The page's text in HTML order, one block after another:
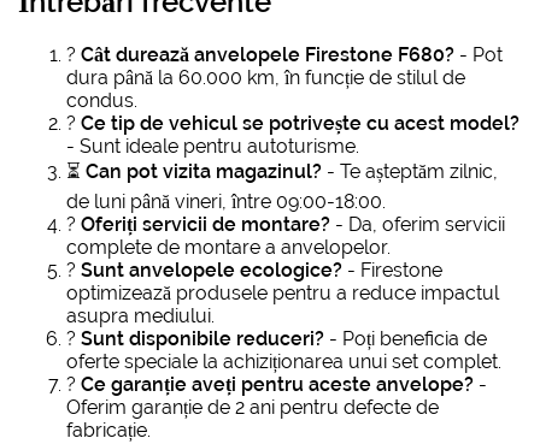
? Cât durează anvelopele Firestone F680? - Pot
dura până la 60.000 km, în funcție de stilul de
condus.
? Ce tip de vehicul se potrivește cu acest model?
- Sunt ideale pentru autoturisme.
⏳ Can pot vizita magazinul? - Te așteptăm zilnic,
de luni până vineri, între 09:00-18:00.
? Oferiți servicii de montare? - Da, oferim servicii
complete de montare a anvelopelor.
? Sunt anvelopele ecologice? - Firestone
optimizează produsele pentru a reduce impactul
asupra mediului.
? Sunt disponibile reduceri? - Poți beneficia de
oferte speciale la achiziționarea unui set complet.
? Ce garanție aveți pentru aceste anvelope? -
Oferim garanție de 2 ani pentru defecte de
fabricație.